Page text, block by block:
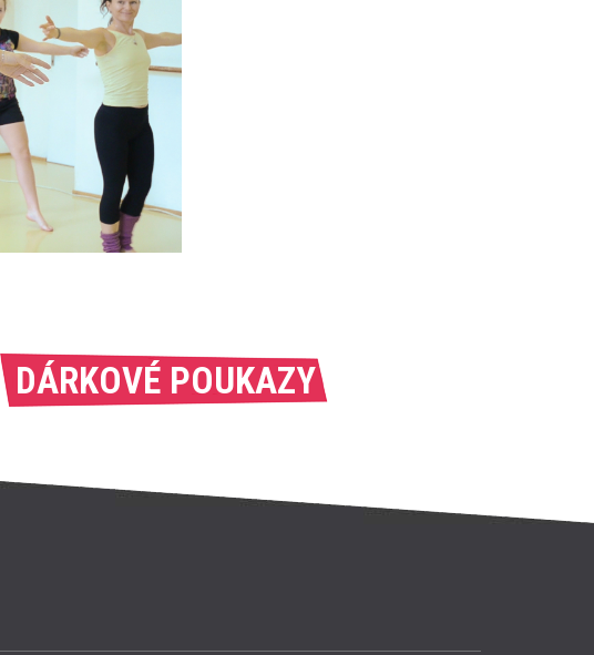
DÁRKOVÉ POUKAZY